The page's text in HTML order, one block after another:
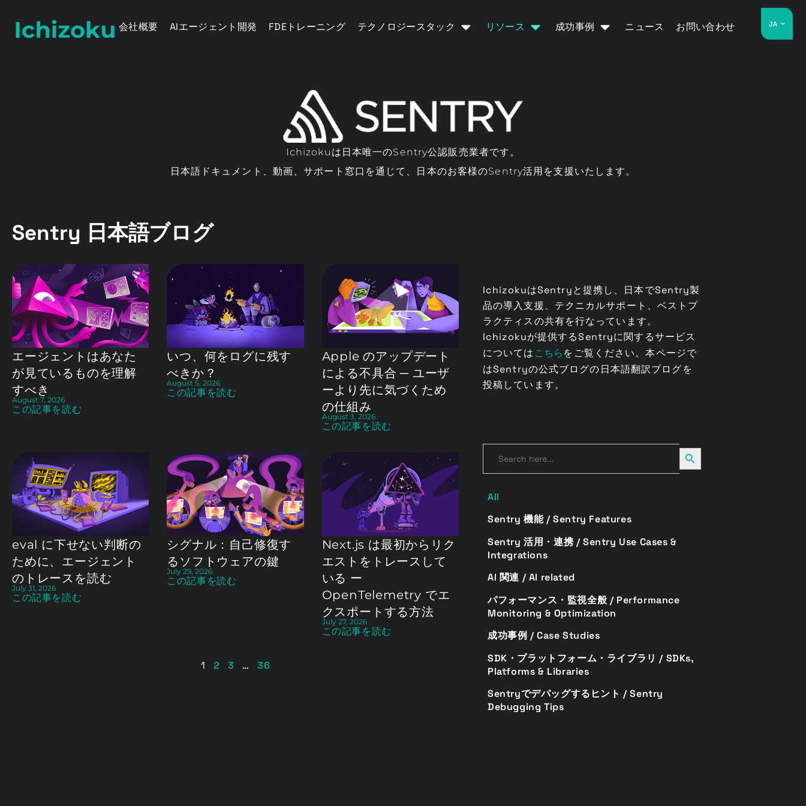
会社概要 AIエージェント開発 FDEトレーニング テクノロジースタック リソース 成功事例 ニュース お問い合わせ JA
Ichizokuは日本唯一のSentry公認販売業者です。
日本語ドキュメント、動画、サポート窓口を通じて、日本のお客様のSentry活用を支援いたします。
Sentry 日本語ブログ
エージェントはあなた
が見ているものを理解
すべき
August 7, 2026
この記事を読む
いつ、何をログに残す
べきか？
August 5, 2026
この記事を読む
Apple のアップデート
による不具合 ─ ユーザ
ーより先に気づくため
の仕組み
August 3, 2026
この記事を読む
eval に下せない判断の
ために、エージェント
のトレースを読む
July 31, 2026
この記事を読む
シグナル：自己修復す
るソフトウェアの鍵
July 29, 2026
この記事を読む
Next.js は最初からリク
エストをトレースして
いる ー
OpenTelemetry でエ
クスポートする方法
July 27, 2026
この記事を読む
1 2 3 … 36
IchizokuはSentryと提携し、日本でSentry製
品の導入支援、テクニカルサポート、ベストプ
ラクティスの共有を行なっています。
Ichizokuが提供するSentryに関するサービス
については こちらをご覧ください。本ページで
はSentryの公式ブログの日本語翻訳ブログを
投稿しています。
Search Search Button
AI 関連 / AI related
SDK・プラットフォーム・ライブラリ / SDKs,
Platforms & Libraries
Sentry 機能 / Sentry Features
Sentry 活用・連携 / Sentry Use Cases &
Integrations
Sentryでデバッグするヒント / Sentry
Debugging Tips
パフォーマンス・監視全般 / Performance
Monitoring & Optimization
成功事例 / Case Studies
All